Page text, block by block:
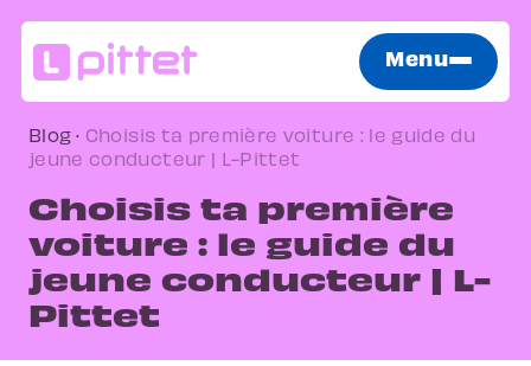
Menu
Blog · Choisis ta première voiture : le guide du
jeune conducteur | L-Pittet
Choisis ta première
voiture : le guide du
jeune conducteur | L-
Pittet